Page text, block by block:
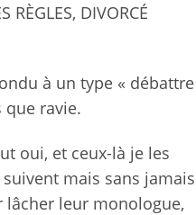
DIVORCÉ
à un type « débattre
que ravie.
oui, et ceux-là je les
mais sans jamais
leur monologue,